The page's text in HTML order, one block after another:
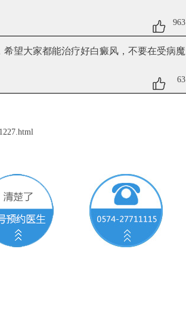
963
希望大家都能治疗好白癜风，不要在受病魔
63